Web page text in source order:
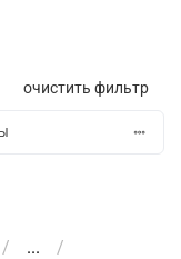
очистить фильтр
...